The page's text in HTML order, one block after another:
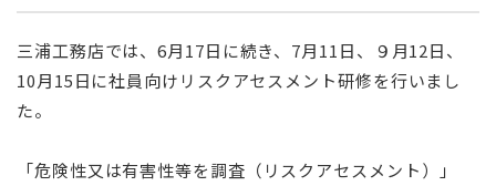
三浦工務店では、6月17日に続き、7月11日、９月12日、
10月15日に社員向けリスクアセスメント研修を行いまし
た。
「危険性又は有害性等を調査（リスクアセスメント）」